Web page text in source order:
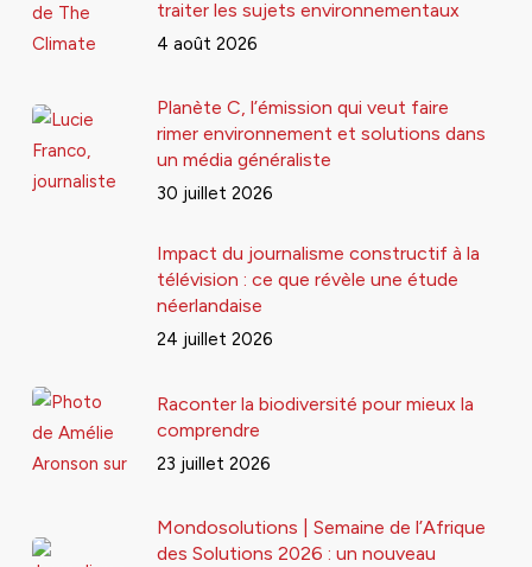
traiter les sujets environnementaux
4 août 2026
Planète C, l’émission qui veut faire
rimer environnement et solutions dans
un média généraliste
30 juillet 2026
Impact du journalisme constructif à la
télévision : ce que révèle une étude
néerlandaise
24 juillet 2026
Raconter la biodiversité pour mieux la
comprendre
23 juillet 2026
Mondosolutions | Semaine de l’Afrique
des Solutions 2026 : un nouveau